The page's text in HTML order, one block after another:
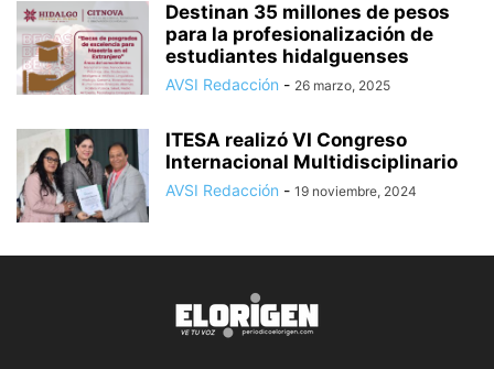
Destinan 35 millones de pesos
para la profesionalización de
estudiantes hidalguenses
AVSI Redacción - 26 marzo, 2025
ITESA realizó VI Congreso
Internacional Multidisciplinario
AVSI Redacción - 19 noviembre, 2024